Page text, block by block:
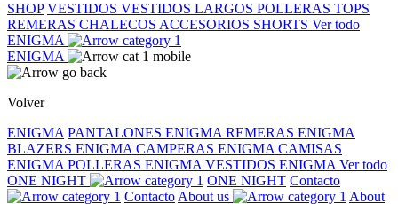
SHOP VESTIDOS VESTIDOS LARGOS POLLERAS TOPS
REMERAS CHALECOS ACCESORIOS SHORTS Ver todo
ENIGMA
ENIGMA
Volver
ENIGMA PANTALONES ENIGMA REMERAS ENIGMA
BLAZERS ENIGMA CAMPERAS ENIGMA CAMISAS
ENIGMA POLLERAS ENIGMA VESTIDOS ENIGMA Ver todo
ONE NIGHT
ONE NIGHT Contacto
Contacto About us
About